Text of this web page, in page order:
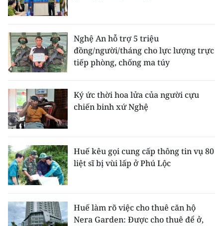
Nghệ An hỗ trợ 5 triệu
đồng/người/tháng cho lực lượng trực
tiếp phòng, chống ma túy
Ký ức thời hoa lửa của người cựu
chiến binh xứ Nghệ
Huế kêu gọi cung cấp thông tin vụ 80
liệt sĩ bị vùi lấp ở Phú Lộc
Huế làm rõ việc cho thuê căn hộ
Nera Garden: Được cho thuê để ở,